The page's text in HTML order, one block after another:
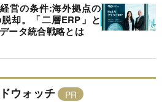
営の条件:海外拠点の
却。「二層ERP」と
ータ統合戦略とは
ウォッチ